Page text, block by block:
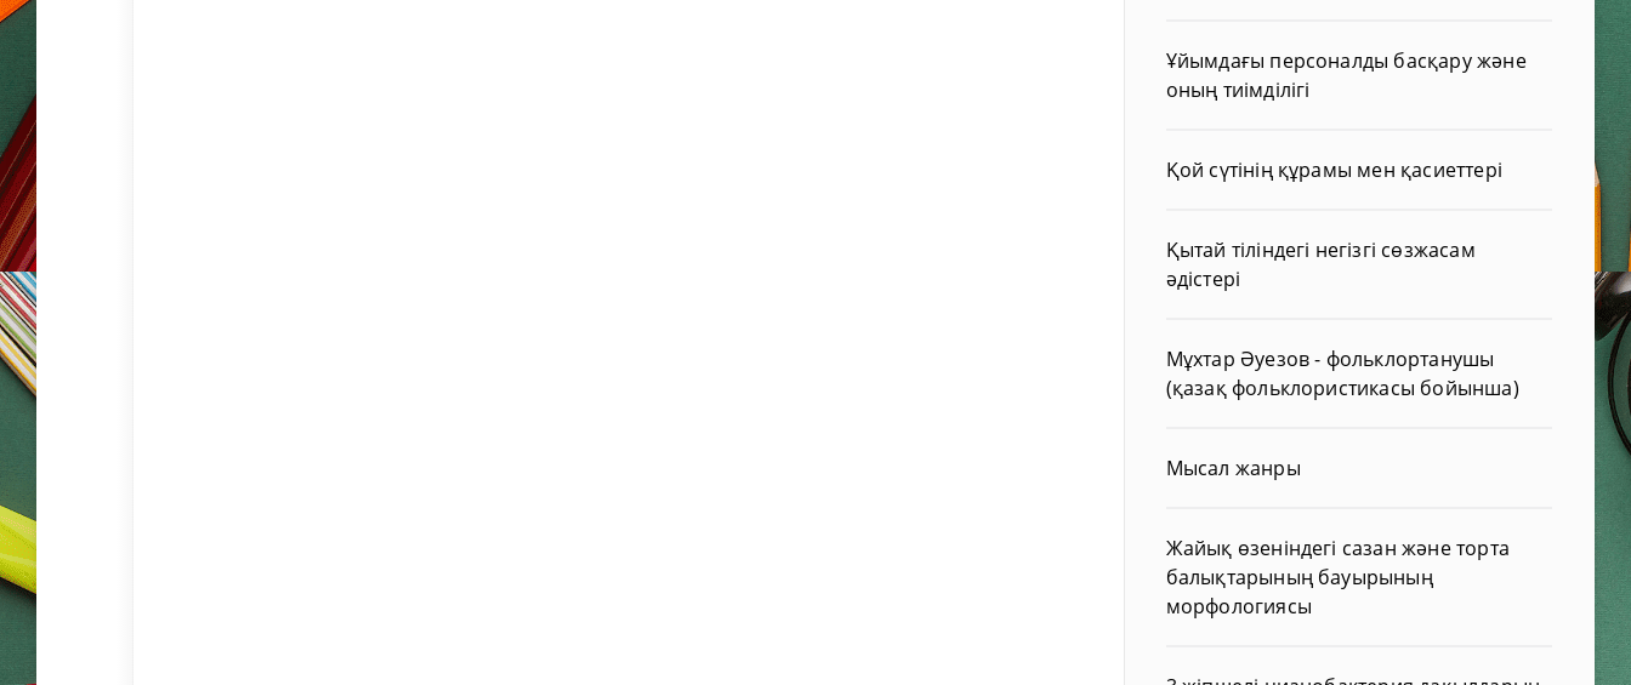
Ұйымдағы персоналды басқару және
оның тиімділігі
Қой сүтінің құрамы мен қасиеттері
Қытай тіліндегі негізгі сөзжасам
әдістері
Мұхтар Әуезов - фольклортанушы
(қазақ фольклористикасы бойынша)
Мысал жанры
Жайық өзеніндегі сазан және торта
балықтарының бауырының
морфологиясы